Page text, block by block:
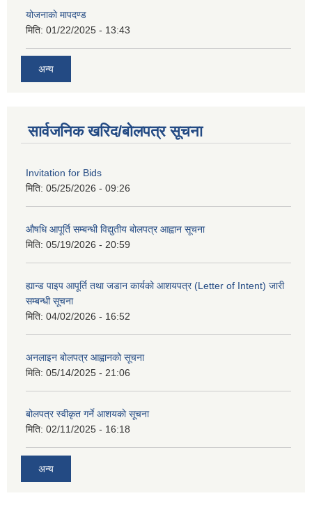
योजनाकाे मापदण्ड
मिति: 01/22/2025 - 13:43
अन्य
सार्वजनिक खरिद/बोलपत्र सूचना
Invitation for Bids
मिति: 05/25/2026 - 09:26
औषधि आपूर्ति सम्बन्धी विद्युतीय बोलपत्र आह्वान सूचना
मिति: 05/19/2026 - 20:59
ह्यान्ड पाइप आपूर्ति तथा जडान कार्यको आशयपत्र (Letter of Intent) जारी
सम्बन्धी सूचना
मिति: 04/02/2026 - 16:52
अनलाइन बोलपत्र आह्वानको सूचना
मिति: 05/14/2025 - 21:06
बोलपत्र स्वीकृत गर्ने आशयकाे सूचना
मिति: 02/11/2025 - 16:18
अन्य